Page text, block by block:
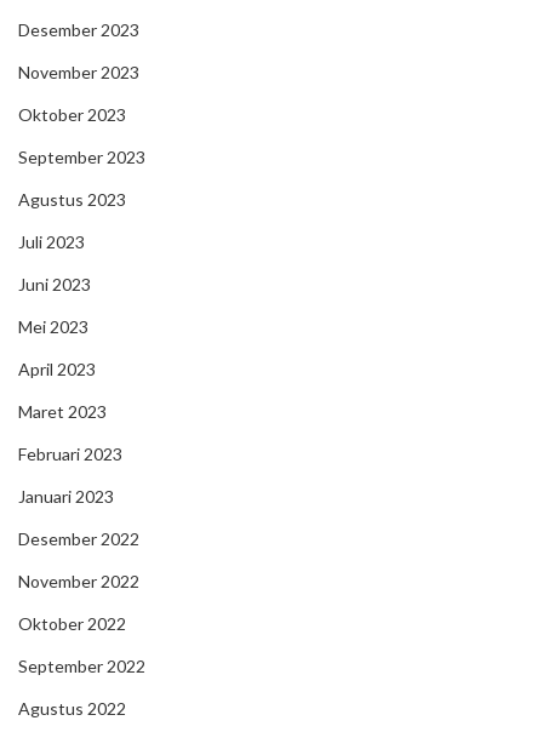
Desember 2023
November 2023
Oktober 2023
September 2023
Agustus 2023
Juli 2023
Juni 2023
Mei 2023
April 2023
Maret 2023
Februari 2023
Januari 2023
Desember 2022
November 2022
Oktober 2022
September 2022
Agustus 2022